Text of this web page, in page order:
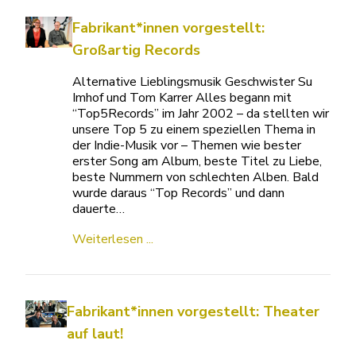
Fabrikant*innen vorgestellt:
Großartig Records
Alternative Lieblingsmusik Geschwister Su
Imhof und Tom Karrer Alles begann mit
“Top5Records” im Jahr 2002 – da stellten wir
unsere Top 5 zu einem speziellen Thema in
der Indie-Musik vor – Themen wie bester
erster Song am Album, beste Titel zu Liebe,
beste Nummern von schlechten Alben. Bald
wurde daraus “Top Records” und dann
dauerte…
Weiterlesen ...
Fabrikant*innen vorgestellt: Theater
auf laut!